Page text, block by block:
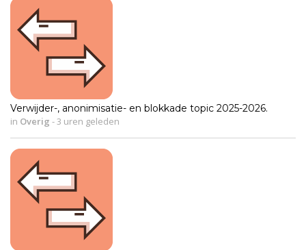
Verwijder-, anonimisatie- en blokkade topic 2025-2026.
in Overig -3 uren geleden